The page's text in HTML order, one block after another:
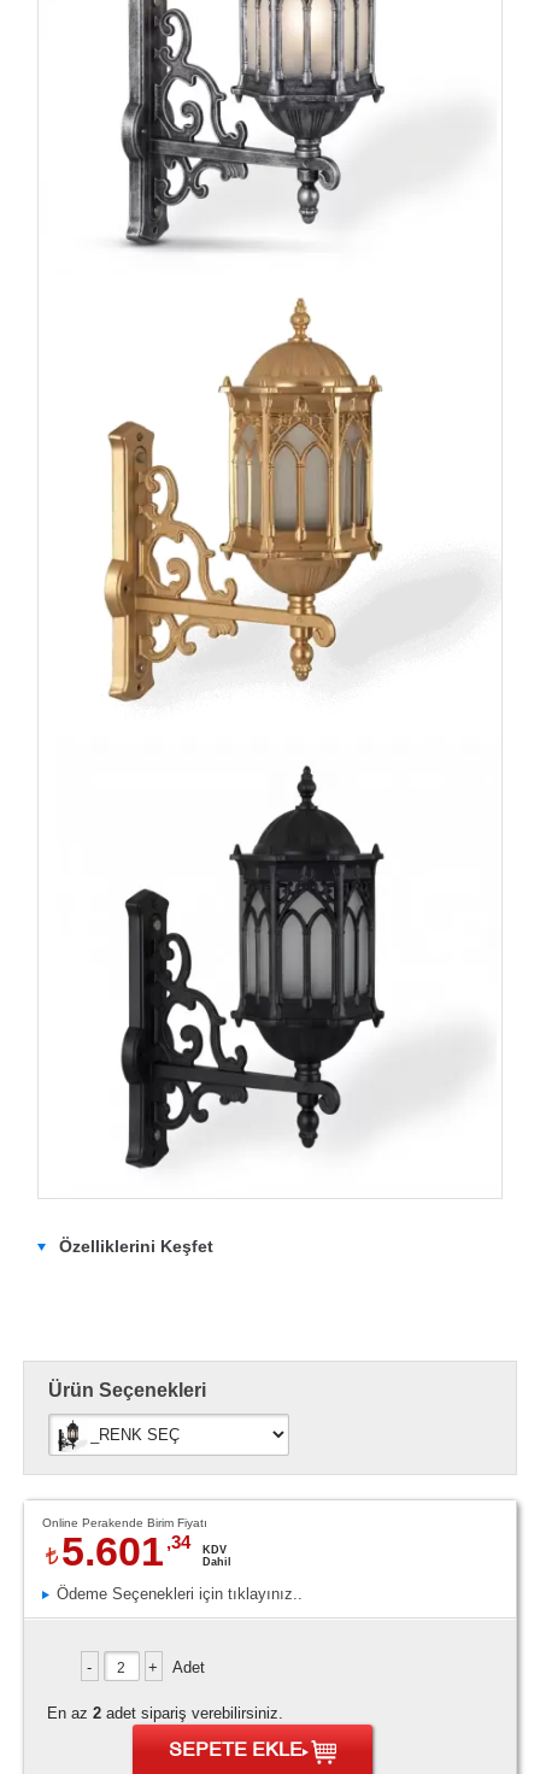
Özelliklerini Keşfet
Ürün Seçenekleri
Online Perakende Birim Fiyatı
5.601 ,34
KDV
Dahil
Ödeme Seçenekleri için tıklayınız..
Adet
En az 2adet sipariş verebilirsiniz.
SEPETE EKLE